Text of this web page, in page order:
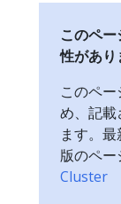
このペ
性があり
このペ
め、記載
ます。
版のペー
Cluster